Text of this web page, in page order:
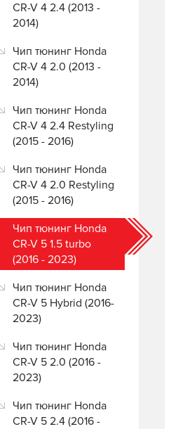
CR-V 4 2.4 (2013 -
2014)
Чип тюнинг Honda
CR-V 4 2.0 (2013 -
2014)
Чип тюнинг Honda
CR-V 4 2.4 Restyling
(2015 - 2016)
Чип тюнинг Honda
CR-V 4 2.0 Restyling
(2015 - 2016)
Чип тюнинг Honda
CR-V 5 1.5 turbo
(2016 - 2023)
Чип тюнинг Honda
CR-V 5 Hybrid (2016-
2023)
Чип тюнинг Honda
CR-V 5 2.0 (2016 -
2023)
Чип тюнинг Honda
CR-V 5 2.4 (2016 -